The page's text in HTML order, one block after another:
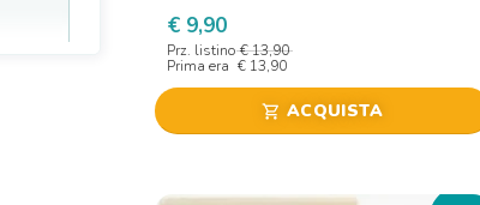
€ 9,90
Prz. listino € 13,90
Prima era € 13,90
shopping_cart ACQUISTA